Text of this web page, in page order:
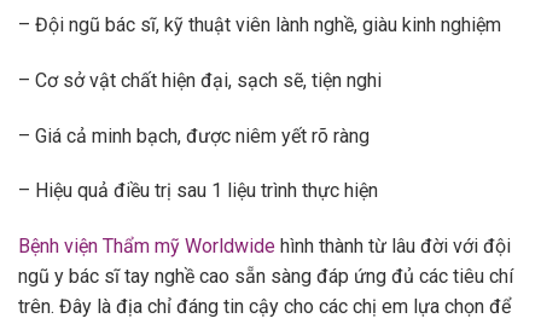
– Đội ngũ bác sĩ, kỹ thuật viên lành nghề, giàu kinh nghiệm
– Cơ sở vật chất hiện đại, sạch sẽ, tiện nghi
– Giá cả minh bạch, được niêm yết rõ ràng
– Hiệu quả điều trị sau 1 liệu trình thực hiện
Bệnh viện Thẩm mỹ Worldwide hình thành từ lâu đời với đội
ngũ y bác sĩ tay nghề cao sẵn sàng đáp ứng đủ các tiêu chí
trên. Đây là địa chỉ đáng tin cậy cho các chị em lựa chọn để